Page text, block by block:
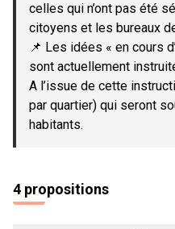
celles qui n’ont pas été
citoyens et les bureaux
📌 Les idées « en cours
sont actuellement
A l’issue de cette
par quartier) qui seront
habitants.
4 propositions